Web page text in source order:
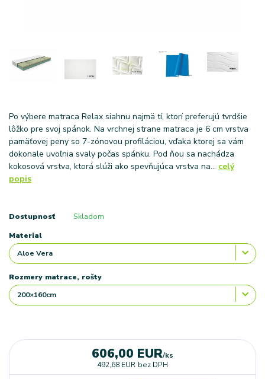
Po výbere matraca Relax siahnu najmä tí, ktorí preferujú tvrdšie
lôžko pre svoj spánok. Na vrchnej strane matraca je 6 cm vrstva
pamäťovej peny so 7-zónovou profiláciou, vďaka ktorej sa vám
dokonale uvoľnia svaly počas spánku. Pod ňou sa nachádza
kokosová vrstva, ktorá slúži ako spevňujúca vrstva na... celý
popis
Dostupnosť Skladom
Material
Rozmery matrace, rošty
606,00 EUR/ks
492,68 EUR bez DPH